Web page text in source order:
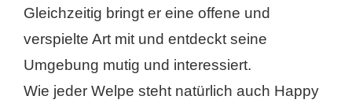
Gleichzeitig bringt er eine offene und
verspielte Art mit und entdeckt seine
Umgebung mutig und interessiert.
Wie jeder Welpe steht natürlich auch Happy